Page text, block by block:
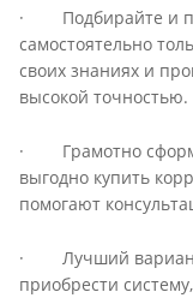
· Подбирайте и
самостоятельно
своих знаниях и
высокой точностью.
· Грамотно
выгодно купить
помогают
· Лучший вариант
приобрести